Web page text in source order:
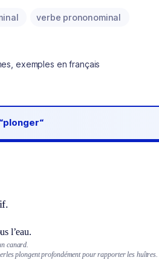
verbe prononominal
exemples en français
“plonger“
l’eau.
canard.
plongent profondément pour rapporter les huîtres.